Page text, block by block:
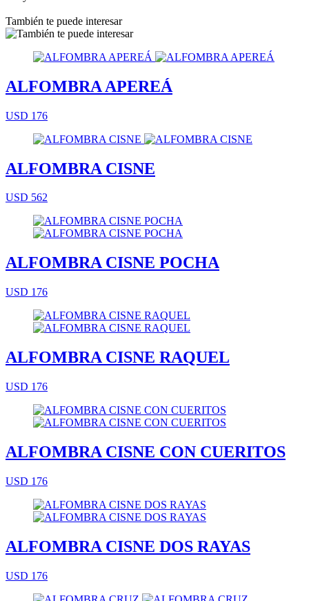
También te puede interesar
ALFOMBRA APEREÁ
USD 176
ALFOMBRA CISNE
USD 562
ALFOMBRA CISNE POCHA
USD 176
ALFOMBRA CISNE RAQUEL
USD 176
ALFOMBRA CISNE CON CUERITOS
USD 176
ALFOMBRA CISNE DOS RAYAS
USD 176